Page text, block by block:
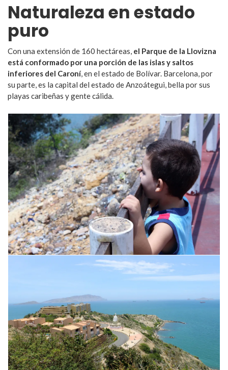
Naturaleza en estado
puro
Con una extensión de 160 hectáreas, el Parque de la Llovizna
está conformado por una porción de las islas y saltos
inferiores del Caroní, en el estado de Bolívar. Barcelona, por
su parte, es la capital del estado de Anzoátegui, bella por sus
playas caribeñas y gente cálida.